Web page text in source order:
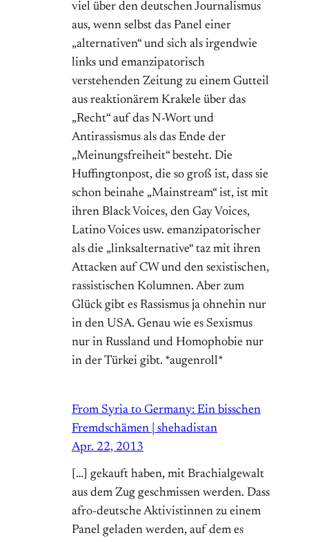
viel über den deutschen Journalismus
aus, wenn selbst das Panel einer
„alternativen“ und sich als irgendwie
links und emanzipatorisch
verstehenden Zeitung zu einem Gutteil
aus reaktionärem Krakele über das
„Recht“ auf das N-Wort und
Antirassismus als das Ende der
„Meinungsfreiheit“ besteht. Die
Huffingtonpost, die so groß ist, dass sie
schon beinahe „Mainstream“ ist, ist mit
ihren Black Voices, den Gay Voices,
Latino Voices usw. emanzipatorischer
als die „linksalternative“ taz mit ihren
Attacken auf CW und den sexistischen,
rassistischen Kolumnen. Aber zum
Glück gibt es Rassismus ja ohnehin nur
in den USA. Genau wie es Sexismus
nur in Russland und Homophobie nur
in der Türkei gibt. *augenroll*
From Syria to Germany: Ein bisschen
Fremdschämen | shehadistan
Apr. 22, 2013
[…] gekauft haben, mit Brachialgewalt
aus dem Zug geschmissen werden. Dass
afro-deutsche Aktivistinnen zu einem
Panel geladen werden, auf dem es